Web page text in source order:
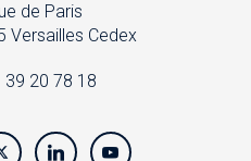
de Paris
Versailles Cedex
20 78 18